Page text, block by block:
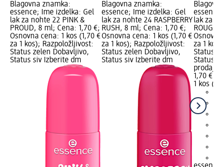
Blagovna znamka:
essence; Ime izdelka: Gel
lak za nohte 22 PINK &
PROUD, 8 ml; Cena: 1,70 €;
Osnovna cena: 1 kos (1,70 €
za 1 kos); Razpoložljivost:
Status zelen Dobavljivo,
Status siv Izberite dm
Blagovna znamka:
essence; Ime izdelka: Gel
lak za nohte 24 RASPBERRY
RUSH, 8 ml; Cena: 1,70 €;
Osnovna cena: 1 kos (1,70 €
za 1 kos); Razpoložljivost:
Status zelen Dobavljivo,
Status siv Izberite dm
lak za
za 1
Status
Status
1,70 €
1 kos